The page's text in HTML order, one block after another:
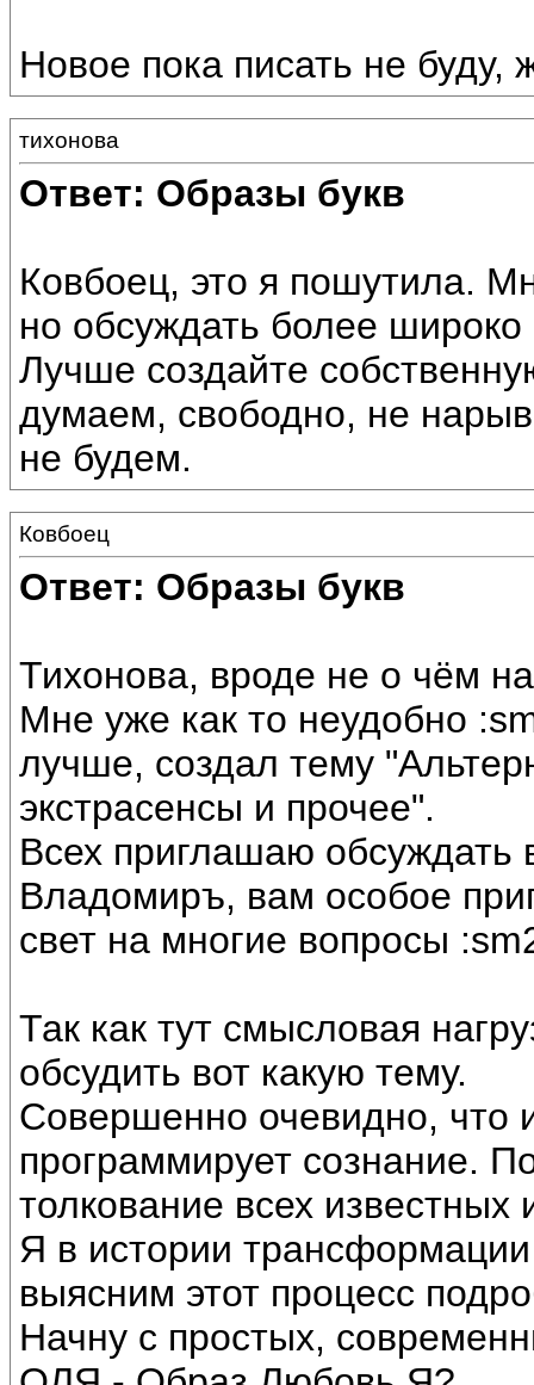
Новое пока писать не буду,
тихонова
Ответ: Образы букв
Ковбоец, это я пошутила.
но обсуждать более
Лучше создайте
думаем, свободно, не
не будем.
Ковбоец
Ответ: Образы букв
Тихонова, вроде не о чём
Мне уже как то неудобно
лучше, создал тему
экстрасенсы и прочее".
Всех приглашаю обсуждать
Владомиръ, вам особое
свет на многие вопросы
Так как тут смысловая
обсудить вот какую тему.
Совершенно очевидно, что
программирует сознание.
толкование всех
Я в истории
выясним этот процесс
Начну с простых,